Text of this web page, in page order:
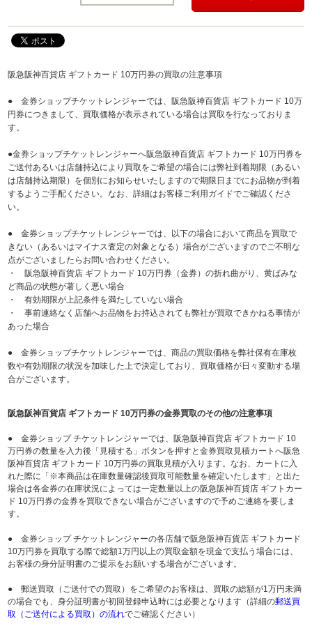
阪急阪神百貨店 ギフトカード 10万円券の買取の注意事項
● 金券ショップチケットレンジャーでは、阪急阪神百貨店 ギフトカード 10万
円券につきまして、買取価格が表示されている場合は買取を行なっておりま
す。
●金券ショップチケットレンジャーへ阪急阪神百貨店 ギフトカード 10万円券を
ご送付あるいは店舗持込により買取をご希望の場合には弊社到着期限（あるい
は店舗持込期限）を個別にお知らせいたしますので期限日までにお品物が到着
するようご手配ください。なお、詳細はお客様ご利用ガイドでご確認くださ
い。
● 金券ショップチケットレンジャーでは、以下の場合において商品を買取で
きない（あるいはマイナス査定の対象となる）場合がございますのでご不明な
点がございましたらお問い合わせください。
・ 阪急阪神百貨店 ギフトカード 10万円券（金券）の折れ曲がり、黄ばみな
ど商品の状態が著しく悪い場合
・ 有効期限が上記条件を満たしていない場合
・ 事前連絡なく店舗へお品物をお持込されても弊社が買取できかねる事情が
あった場合
● 金券ショップチケットレンジャーでは、商品の買取価格を弊社保有在庫枚
数や有効期限の状況を加味した上で決定しており、買取価格が日々変動する場
合がございます。
阪急阪神百貨店 ギフトカード 10万円券の金券買取のその他の注意事項
● 金券ショップ チケットレンジャーでは、阪急阪神百貨店 ギフトカード 10
万円券の数量を入力後「見積する」ボタンを押すと金券買取見積カートへ阪急
阪神百貨店 ギフトカード 10万円券の買取見積が入ります。なお、カートに入
れた際に「※本商品は在庫数量確認後買取可能数量を確定いたします」と出た
場合は各金券の在庫状況によっては一定数量以上の阪急阪神百貨店 ギフトカー
ド 10万円券の金券を買取できない場合がございますので予めご連絡を要しま
す。
● 金券ショップ チケットレンジャーの各店舗で阪急阪神百貨店 ギフトカード
10万円券を買取する際で総額1万円以上の買取金額を現金で支払う場合には、
お客様の身分証明書のご提示をお願いする場合がございます。
● 郵送買取（ご送付での買取）をご希望のお客様は、買取の総額が1万円未満
の場合でも、身分証明書が初回登録申込時には必要となります（詳細の郵送買
取（ご送付による買取）の流れでご確認ください）